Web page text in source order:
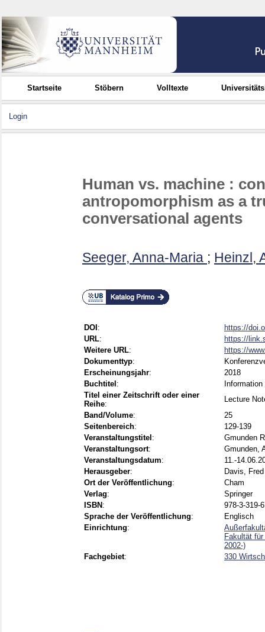
Startseite Stöbern Volltexte
Login
Human vs. machine :
antropomorphism as a
conversational agents
Seeger, Anna-Maria ; Heinzl,
DOI :
https://
URL:
https://
Weitere URL:
https://
Dokumenttyp:
Erscheinungsjahr:
2018
Buchtitel :
Titel einer Zeitschrift oder einer
Reihe:
Lecture
Band/Volume:
25
Seitenbereich:
129-139
Veranstaltungstitel :
Gmunden
Veranstaltungsort:
Gmunden,
Veranstaltungsdatum:
11.-
Herausgeber:
Davis,
Ort der Veröffentlichung:
Cham
Verlag:
Springer
ISBN :
978-3-319-
Sprache der Veröffentlichung:
Englisch
Einrichtung:
Fakultät
2002-)
Fachgebiet: 330